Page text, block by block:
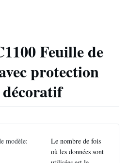
Feuille de
protection
modèle:
Le nombre de fois
où les données sont